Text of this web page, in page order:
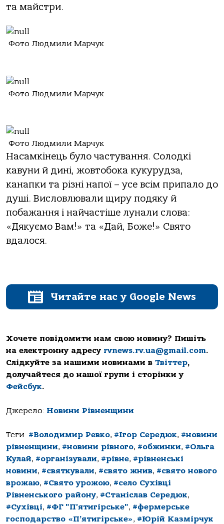
та майстри.
Фото Людмили Марчук
Фото Людмили Марчук
Фото Людмили Марчук
Насамкінець було частування. Солодкі
кавуни й дині, жовтобока кукурудза,
канапки та різні напої – усе всім припало до
душі. Висловлювали щиру подяку й
побажання і найчастіше лунали слова:
«Дякуємо Вам!» та «Дай, Боже!» Свято
вдалося.
Читайте нас у Google News
Хочете повідомити нам свою новину? Пишіть
на електронну адресу rvnews.rv.ua@gmail.com.
Слідкуйте за нашими новинами в Твіттер,
долучайтеся до нашої групи і сторінки у
Фейсбук.
Джерело: Новини Рівненщини
Теги: #Володимир Ревко, #Ігор Середюк, #новини
рівненщини, #новини рівного, #обжинки, #Ольга
Кулай, #організували, #рівне, #рівненські
новини, #святкували, #свято жнив, #свято нового
врожаю, #Свято урожою, #село Сухівці
Рівненського району, #Станіслав Середюк,
#Сухівці, #ФГ "П'ятигірське", #фермерське
господарство «П’ятигірське», #Юрій Казмірчук